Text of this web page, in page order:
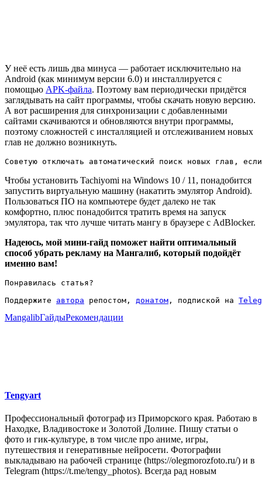
У неё есть лишь два минуса — работает исключительно на
Android (как минимум версии 6.0) и инсталлируется с
помощью APK-файла. Поэтому вам периодически придётся
заглядывать на сайт программы, чтобы скачать новую версию.
А вот расширения для синхронизации с добавленными
сайтами скачиваются и обновляются внутри программы,
поэтому сложностей с инсталляцией и отслеживанием новых
глав не должно возникнуть.
Советую отключать автоматический поиск новых глав,
Чтобы установить Tachiyomi на Windows 10 / 11, понадобится
запустить виртуальную машину (накатить эмулятор Android).
Пользоваться ПО на компьютере будет далеко не так
комфортно, плюс понадобится тратить время на запуск
эмулятора, так что лучше читать мангу в браузере с AdBlocker.
Надеюсь, мой мини-гайд поможет найти оптимальный
способ убрать рекламу на Мангалиб, который подойдёт
именно вам!
Понравилась статья?
Поддержите автора репостом, донатом , подпиской на
MangalibГайдыРекомендации
Tengyart
Профессиональный фотограф из Приморского края. Работаю в
Находке, Владивостоке и Золотой Долине. Пишу статьи о
фото и гик-культуре, в том числе про аниме, игры,
путешествия и генеративные нейросети. Фотографии
выкладываю на рабочей странице (https://olegmorozfoto.ru/) и в
Telegram (https://t.me/tengy_photos). Всегда рад новым